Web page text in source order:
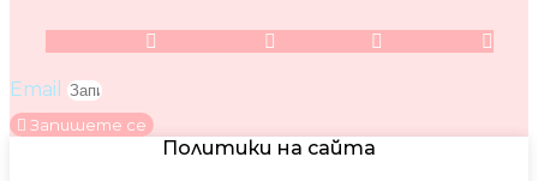
Email
Запишете се
Политики на сайта